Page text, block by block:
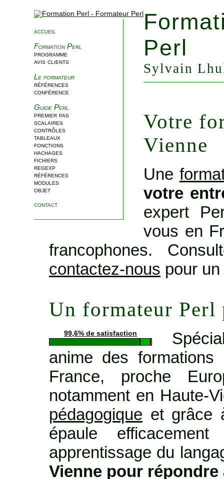
accueil
Formation Perl
programme
avis clients
Le formateur
références
conférence
Guide Perl
premier pas
scalaires
contrôles
tableaux
fonctions
hachages
fichiers
regexp
références
modules
objet
contact
Perl
Sylvain
Votre
Vienne
Une
votre
expert
vous en
francophones.
contactez-nous pour
Un formateur Perl
99,6% de satisfaction
anime des
France, proche
notamment en Haute-
pédagogique et grâce
épaule
apprentissage du
Vienne pour